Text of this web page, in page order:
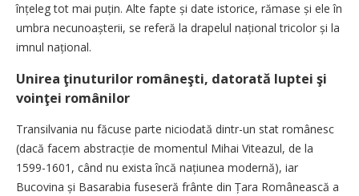
înțeleg tot mai puțin. Alte fapte și date istorice, rămase și ele în
umbra necunoașterii, se referă la drapelul național tricolor și la
imnul național.
Unirea ţinuturilor româneşti, datorată luptei şi
voinţei românilor
Transilvania nu făcuse parte niciodată dintr-un stat românesc
(dacă facem abstracție de momentul Mihai Viteazul, de la
1599-1601, când nu exista încă națiunea modernă), iar
Bucovina și Basarabia fuseseră frânte din Țara Românească a